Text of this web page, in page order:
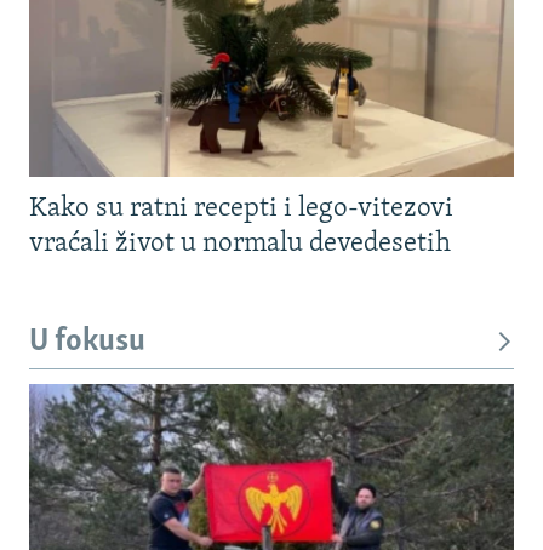
Kako su ratni recepti i lego-vitezovi
vraćali život u normalu devedesetih
U fokusu